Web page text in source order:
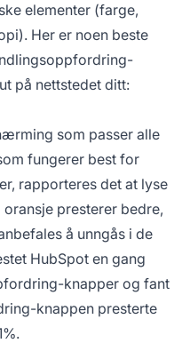
elementer (farge,
Her er noen beste
på nettstedet ditt:
som passer alle
fungerer best for
rapporteres det at lyse
presterer bedre,
å unngås i de
HubSpot en gang
knapper og fant
knappen presterte